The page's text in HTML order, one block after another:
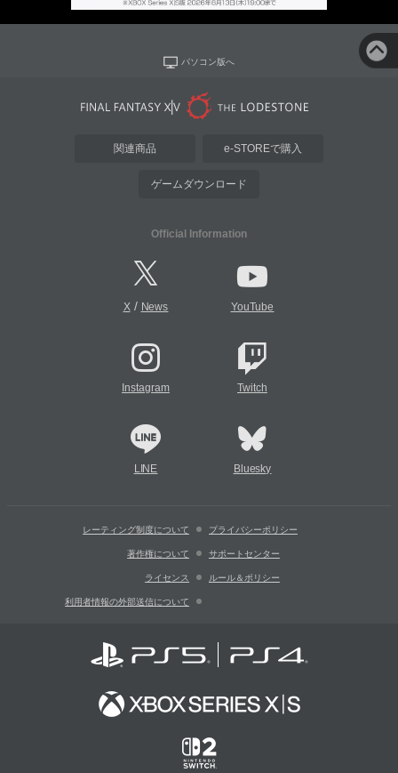
パソコン版へ
関連商品 e-STOREで購入
ゲームダウンロード
Official Information
X/ News YouTube
Instagram Twitch
LINE Bluesky
レーティング制度について プライバシーポリシー
著作権について サポートセンター
ライセンス ルール＆ポリシー
利用者情報の外部送信について